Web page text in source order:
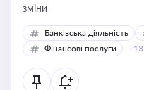
зміни
Банківська діяльність
Фінансові послуги
+13